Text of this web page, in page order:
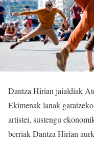
Dantza Hirian jaialdiak
Ekimenak lanak
artistei, sustengu
berriak Dantza Hirian